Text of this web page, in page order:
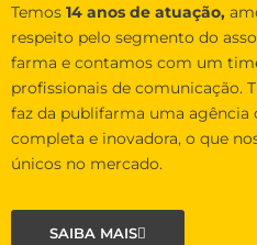
Temos 14 anos de atuação,
respeito pelo segmento do
farma e contamos com um
profissionais de comunicação.
faz da publifarma uma agência
completa e inovadora, o que
únicos no mercado.
SAIBA MAIS